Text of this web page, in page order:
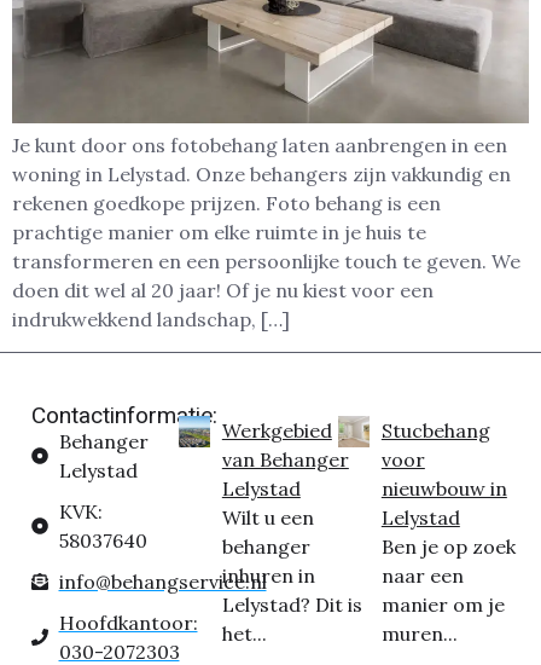
Je kunt door ons fotobehang laten aanbrengen in een
woning in Lelystad. Onze behangers zijn vakkundig en
rekenen goedkope prijzen. Foto behang is een
prachtige manier om elke ruimte in je huis te
transformeren en een persoonlijke touch te geven. We
doen dit wel al 20 jaar! Of je nu kiest voor een
indrukwekkend landschap, […]
Contactinformatie:
Behanger
Lelystad
KVK:
58037640
info@behangservice.nl
Hoofdkantoor:
030-2072303
Werkgebied
van Behanger
Lelystad
Wilt u een
behanger
inhuren in
Lelystad? Dit is
het...
Stucbehang
voor
nieuwbouw in
Lelystad
Ben je op zoek
naar een
manier om je
muren...